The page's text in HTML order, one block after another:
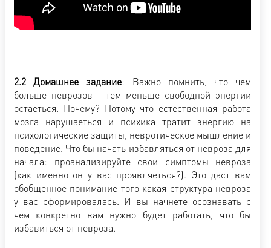
2.2 Домашнее задание: Важно помнить, что чем
больше неврозов - тем меньше свободной энергии
остаеться. Почему? Потому что естественная работа
мозга нарушаеться и психика тратит энергию на
психологические защиты, невротическое мышление и
поведение. Что бы начать избавляться от невроза для
начала: проанализируйте свои симптомы невроза
(как именно он у вас проявляеться?). Это даст вам
обобщенное понимание того какая структура невроза
у вас сформировалась. И вы начнете осознавать с
чем конкретно вам нужно будет работать, что бы
избавиться от невроза.